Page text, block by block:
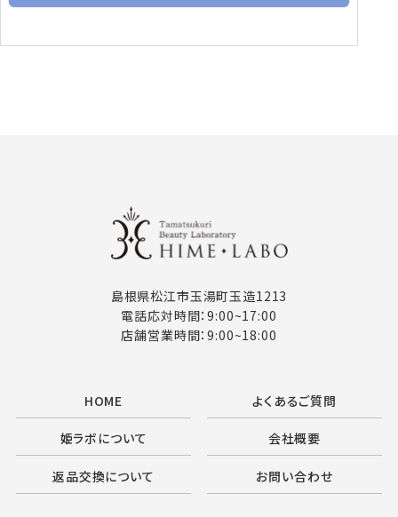
島根県松江市玉湯町玉造1213
電話応対時間：9:00~17:00
店舗営業時間：9:00~18:00
HOME よくあるご質問
姫ラボについて 会社概要
返品交換について お問い合わせ